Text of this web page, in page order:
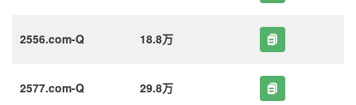
2556.com-Q 18.8万
2577.com-Q 29.8万